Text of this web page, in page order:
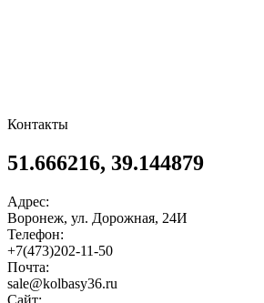
Контакты
51.666216, 39.144879
Адрес:
Воронеж, ул. Дорожная, 24И
Телефон:
+7(473)202-11-50
Почта:
sale@kolbasy36.ru